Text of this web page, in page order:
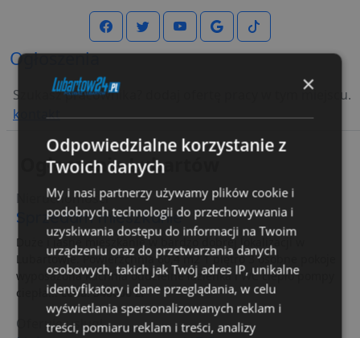
Ogłoszenia
Szukasz pracownika? dodaj ofertę pracy w tym miejscu.
kontakt
Ogłoszenia Lubartów
Nieruchomości
Sprzedam mieszkanie
Duże i jasne mieszkanie w bardzo dobrej lokalizacji w
Lubartowie. Powierzchnia 60,4 m2 1 piętro 3 osobne pokoje
wyposażona kuchnia oddzielne łazienka i WC ciepło pompy
ciepła...cena: 540000 zł
Oferuję usługi
×
Odpowiedzialne korzystanie z
Twoich danych
My i nasi partnerzy używamy plików cookie i
podobnych technologii do przechowywania i
uzyskiwania dostępu do informacji na Twoim
urządzeniu oraz do przetwarzania danych
osobowych, takich jak Twój adres IP, unikalne
identyfikatory i dane przeglądania, w celu
wyświetlania spersonalizowanych reklam i
treści, pomiaru reklam i treści, analizy